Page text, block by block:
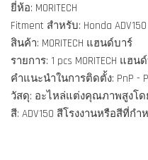
ยี่ห้อ: MORITECH
Fitment สำหรับ: Honda ADV150
สินค้า: MORITECH แฮนด์บาร์
รายการ: 1 pcs MORITECH แฮ
คำแนะนำในการติดตั้ง: PnP -
วัสดุ: อะไหล่แต่งคุณภาพสูงโดย
สี: ADV150 สีโรงงานหรือสีที่